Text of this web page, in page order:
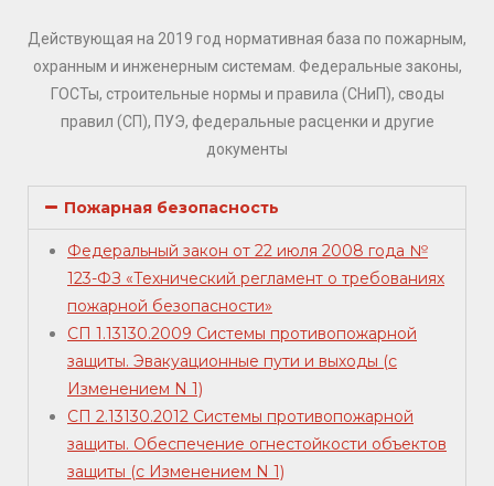
Действующая на 2019 год нормативная база по пожарным,
охранным и инженерным системам. Федеральные законы,
ГОСТы, строительные нормы и правила (СНиП), своды
правил (СП), ПУЭ, федеральные расценки и другие
документы
Пожарная безопасность
Федеральный закон от 22 июля 2008 года №
123-ФЗ «Технический регламент о требованиях
пожарной безопасности»
СП 1.13130.2009 Системы противопожарной
защиты. Эвакуационные пути и выходы (с
Изменением N 1)
СП 2.13130.2012 Системы противопожарной
защиты. Обеспечение огнестойкости объектов
защиты (с Изменением N 1)